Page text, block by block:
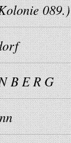
089.)
B E R G